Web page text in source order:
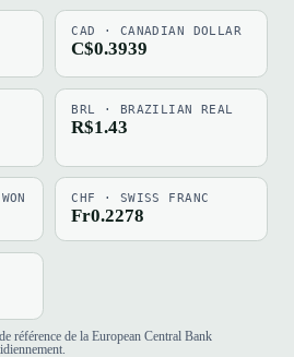
CAD · CANADIAN DOLLAR
C$0.3939
BRL · BRAZILIAN REAL
R$1.43
CHF · SWISS FRANC
Fr0.2278
référence de la European Central Bank